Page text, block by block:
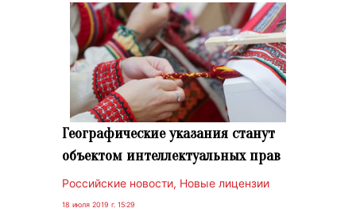
Географические указания станут
объектом интеллектуальных прав
Российские новости, Новые лицензии
18 июля 2019 г. 15:29